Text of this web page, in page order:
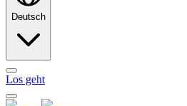
Deutsch
Los geht